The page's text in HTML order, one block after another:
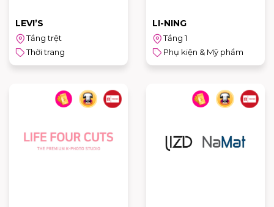
LEVI’S
Tầng trệt
Thời trang
LI-NING
Tầng 1
Phụ kiện & Mỹ phẩm